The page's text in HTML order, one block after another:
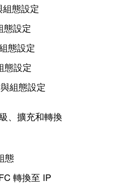
態設定
態設定
態設定
態設定
組態設定
、擴充和轉換
態
轉換至 IP